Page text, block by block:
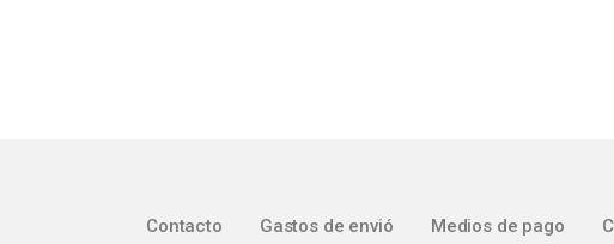
Contacto Gastos de envió Medios de pago